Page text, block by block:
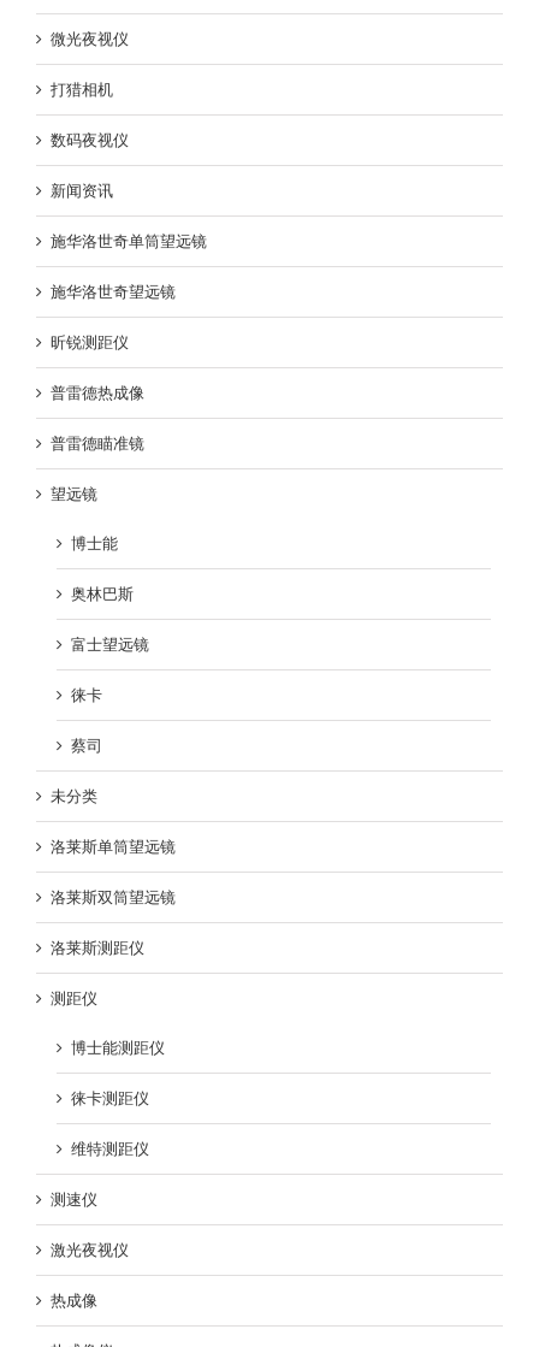
微光夜视仪
打猎相机
数码夜视仪
新闻资讯
施华洛世奇单筒望远镜
施华洛世奇望远镜
昕锐测距仪
普雷德热成像
普雷德瞄准镜
望远镜
博士能
奥林巴斯
富士望远镜
徕卡
蔡司
未分类
洛莱斯单筒望远镜
洛莱斯双筒望远镜
洛莱斯测距仪
测距仪
博士能测距仪
徕卡测距仪
维特测距仪
测速仪
激光夜视仪
热成像